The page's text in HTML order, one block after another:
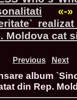
«-»
Moldova cat
Previous Next
album
din Rep.